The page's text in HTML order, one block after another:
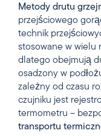
Metody drutu
przejściowego
technik
stosowane w wielu
dlatego obejmują
osadzony w
zależny od czasu
czujniku jest
termometru –
transportu